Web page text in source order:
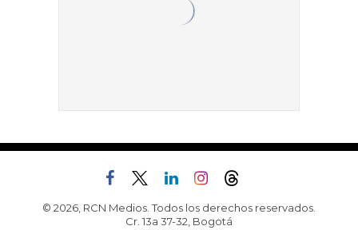
© 2026, RCN Medios. Todos los derechos reservados.
Cr. 13a 37-32, Bogotá